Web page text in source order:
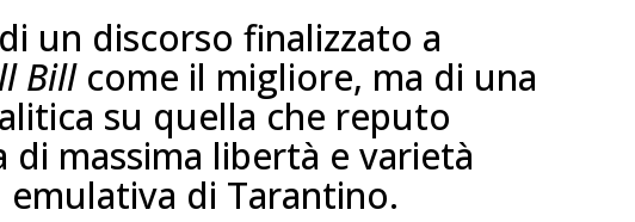
un discorso finalizzato a
Billcome il migliore, ma di una
su quella che reputo
di massima libertà e varietà
emulativa di Tarantino.